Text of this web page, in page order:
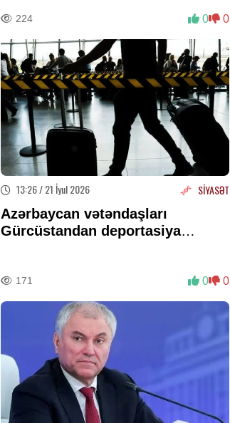
224 0 0
13:26 / 21 İyul 2026 SİYASƏT
Azərbaycan vətəndaşları
Gürcüstandan deportasiya
171 0 0